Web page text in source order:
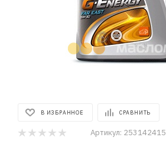
В ИЗБРАННОЕ СРАВНИТЬ
Артикул: 253142415